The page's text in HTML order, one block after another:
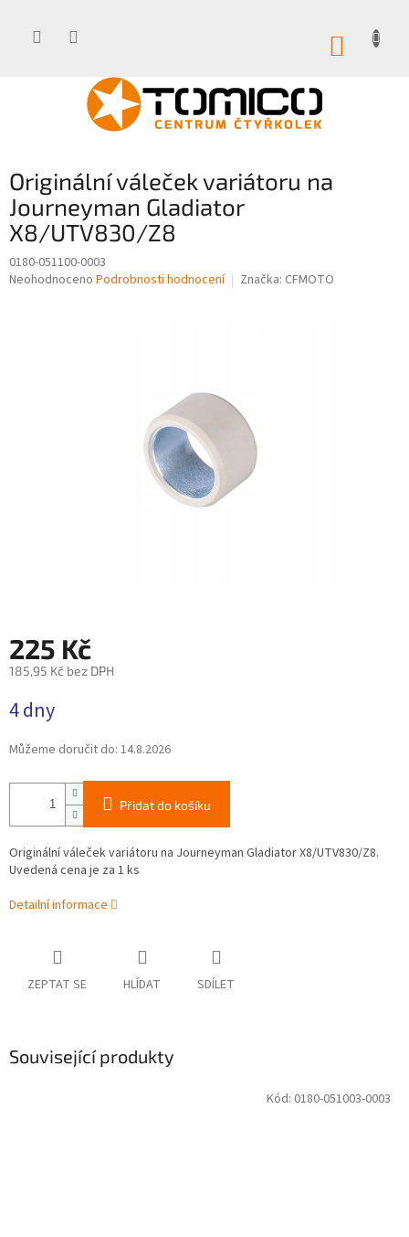
Originální váleček variátoru na
Journeyman Gladiator
X8/UTV830/Z8
0180-051100-0003
Průměrné
Neohodnoceno Podrobnosti hodnocení Značka: CFMOTO
225 Kč
185,95 Kč bez DPH
cena:
4 dny
Můžeme doručit do: 14.8.2026
Přidat do košíku
Originální váleček variátoru na Journeyman Gladiator X8/UTV830/Z8.
Uvedená cena je za 1 ks
Detailní informace
ZEPTAT SE HLÍDAT SDÍLET
Související produkty
Kód: 0180-051003-0003